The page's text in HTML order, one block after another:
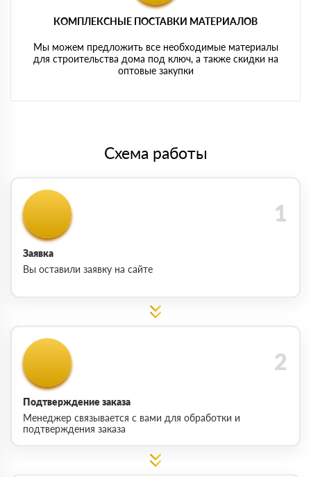
КОМПЛЕКСНЫЕ ПОСТАВКИ МАТЕРИАЛОВ
Мы можем предложить все необходимые материалы
для строительства дома под ключ, а также скидки на
оптовые закупки
Схема работы
Заявка
Вы оставили заявку на сайте
Подтверждение заказа
Менеджер связывается с вами для обработки и
подтверждения заказа